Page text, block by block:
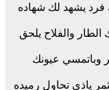
يشهد لك شهاده
والفلاح يلحق
وباتمسي عيونك
ياذي تحاول رميده